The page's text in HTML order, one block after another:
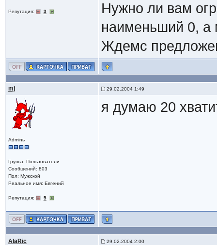
Репутация: 3
Нужно ли вам
наименьший 0, а
Ждемс
mj 29.02.2004 1:49
Adminь
Группа: Пользователи
Сообщений: 803
Пол: Мужской
Реальное имя: Евгений
Репутация: 5
я думаю 20
AlaRic 29.02.2004 2:00